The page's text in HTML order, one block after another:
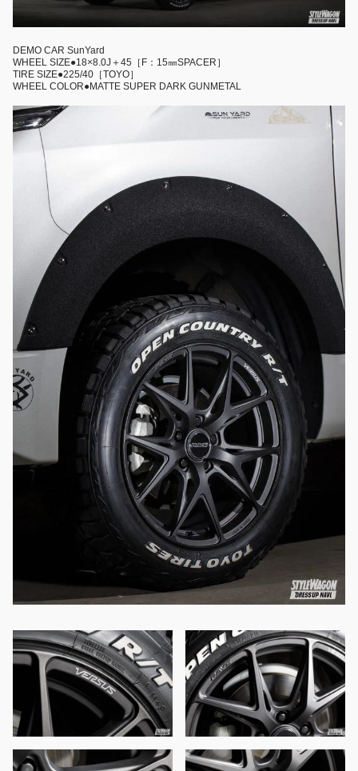
DEMO CAR SunYard
WHEEL SIZE●18×8.0J＋45［F：15㎜SPACER］
TIRE SIZE●225/40［TOYO］
WHEEL COLOR●MATTE SUPER DARK GUNMETAL